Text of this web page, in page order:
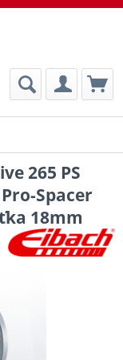
265 PS
Spacer
18mm